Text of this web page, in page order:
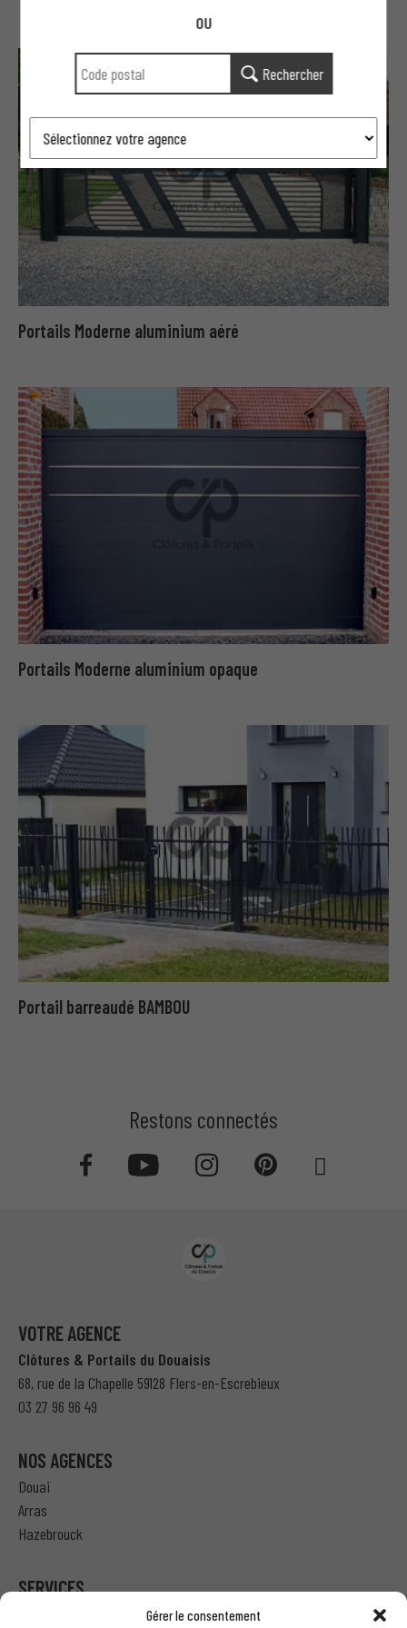
Gérer le consentement
Portails Moderne aluminium aéré
Portails Moderne aluminium opaque
Portail barreaudé BAMBOU
Restons connectés
VOTRE AGENCE
Clôtures & Portails du Douaisis
68, rue de la Chapelle 59128 Flers-en-Escrebieux
03 27 96 96 49
NOS AGENCES
Douai
Arras
Hazebrouck
SERVICES
OU
Rechercher